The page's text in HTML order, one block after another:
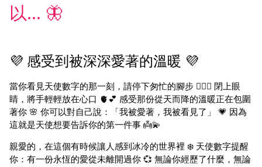
以... 🦋
💜 感受到被深深愛著的溫暖 💜
當你看見天使數字的那一刻，請停下匆忙的腳步 🚶‍♀️✨ 閉上眼
睛，將手輕輕放在心口 🫀💕 感受那份從天而降的溫暖正在包圍
著你 🌸 你可以對自己說：「我被愛著，我被看見了」 💗 因為
這就是天使想要告訴你的第一件事 👼💫
親愛的，在這個有時候讓人感到冰冷的世界裡 ❄️ 天使數字提醒
你：有一份永恆的愛從未離開過你 💞 無論你經歷了什麼，無論